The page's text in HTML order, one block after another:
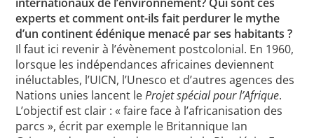
experts et comment ont-ils fait perdurer le mythe
d’un continent édénique menacé par ses habitants ?
Il faut ici revenir à l’évènement postcolonial. En 1960,
lorsque les indépendances africaines deviennent
inéluctables, l’UICN, l’Unesco et d’autres agences des
Nations unies lancent leProjet spécial pour l’Afrique.
L’objectif est clair : « faire face à l’africanisation des
parcs », écrit par exemple le Britannique Ian